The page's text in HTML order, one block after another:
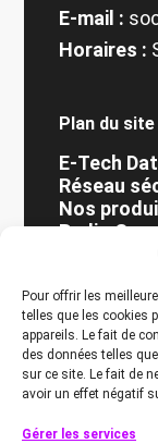
Pour offrir les
telles que les cookies
appareils. Le fait de
des données telles
sur ce site. Le fait de
avoir un effet négatif
Gérer les services
E-mail :
Horaires :
Plan du site
E-Tech
Réseau
Nos
Radio
Mentions
Politique
©E-